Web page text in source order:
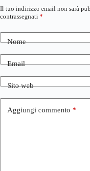
Il tuo indirizzo email non sarà
contrassegnati *
Nome
Email
Sito web
Aggiungi commento *